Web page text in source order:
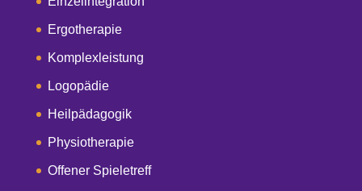
Ergotherapie
Komplexleistung
Logopädie
Heilpädagogik
Physiotherapie
Offener Spieletreff